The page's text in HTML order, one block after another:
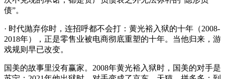
债”。
· 时代抛弃你时，连招呼都不会打：黄光裕入狱的十年（2008-
2018年），正是零售业被电商彻底重塑的十年。当他归来，游
戏规则早已改变。
国美的故事里没有赢家。2008年黄光裕入狱时，国美的对手是